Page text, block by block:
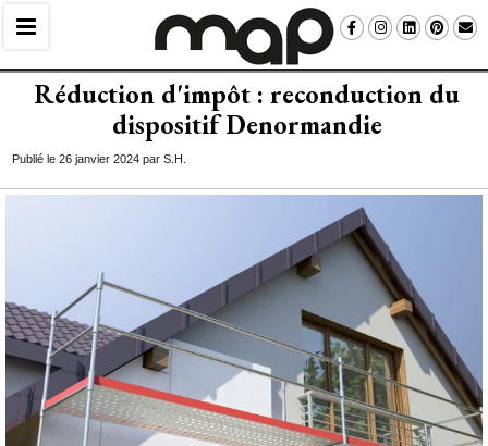
Réduction d'impôt : reconduction du
dispositif Denormandie
Publié le 26 janvier 2024 par S.H.